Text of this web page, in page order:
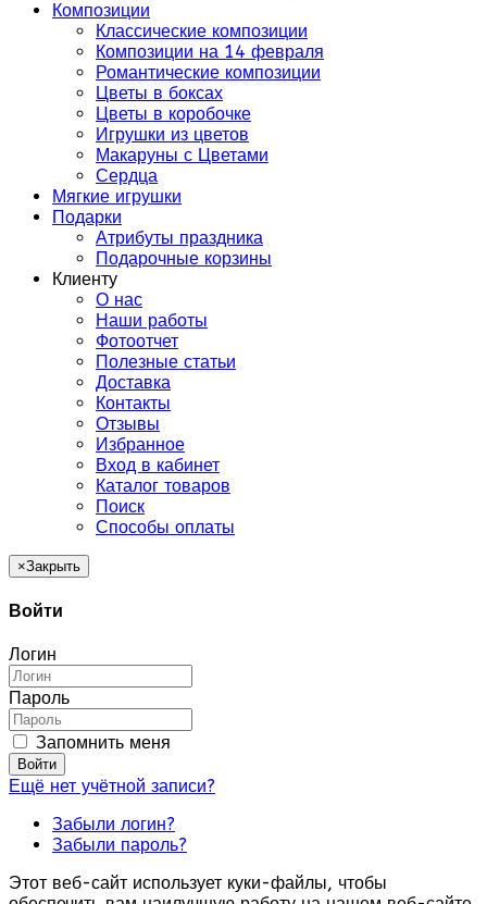
Композиции
Классические композиции
Композиции на 14 февраля
Романтические композиции
Цветы в боксах
Цветы в коробочке
Игрушки из цветов
Макаруны с Цветами
Сердца
Мягкие игрушки
Подарки
Атрибуты праздника
Подарочные корзины
Клиенту
О нас
Наши работы
Фотоотчет
Полезные статьи
Доставка
Контакты
Отзывы
Избранное
Вход в кабинет
Каталог товаров
Поиск
Способы оплаты
×Закрыть
Войти
Логин
Пароль
Запомнить меня
Войти
Ещё нет учётной записи?
Забыли логин?
Забыли пароль?
Этот веб-сайт использует куки-файлы, чтобы